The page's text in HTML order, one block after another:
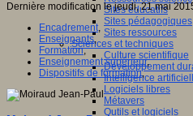
Sites éducatifs
Sites pédagogiques
Sites ressources
Sciences et techniques
Culture scientifique
Développement
Intelligence
Logiciels libres
Métavers
Outils et logiciels
Dernière modification le jeudi, 21 mai
Encadrement,
Enseignants,
Formation,
Enseignement supérieur,
Dispositifs de formation,